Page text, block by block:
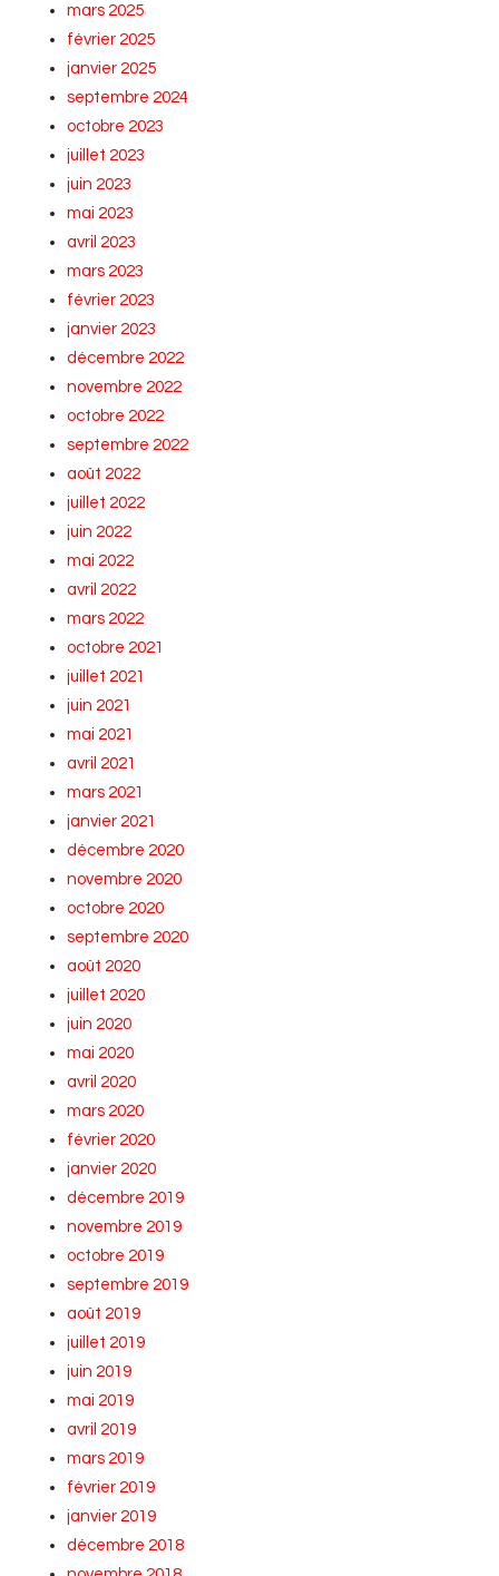
mars 2025
février 2025
janvier 2025
septembre 2024
octobre 2023
juillet 2023
juin 2023
mai 2023
avril 2023
mars 2023
février 2023
janvier 2023
décembre 2022
novembre 2022
octobre 2022
septembre 2022
août 2022
juillet 2022
juin 2022
mai 2022
avril 2022
mars 2022
octobre 2021
juillet 2021
juin 2021
mai 2021
avril 2021
mars 2021
janvier 2021
décembre 2020
novembre 2020
octobre 2020
septembre 2020
août 2020
juillet 2020
juin 2020
mai 2020
avril 2020
mars 2020
février 2020
janvier 2020
décembre 2019
novembre 2019
octobre 2019
septembre 2019
août 2019
juillet 2019
juin 2019
mai 2019
avril 2019
mars 2019
février 2019
janvier 2019
décembre 2018